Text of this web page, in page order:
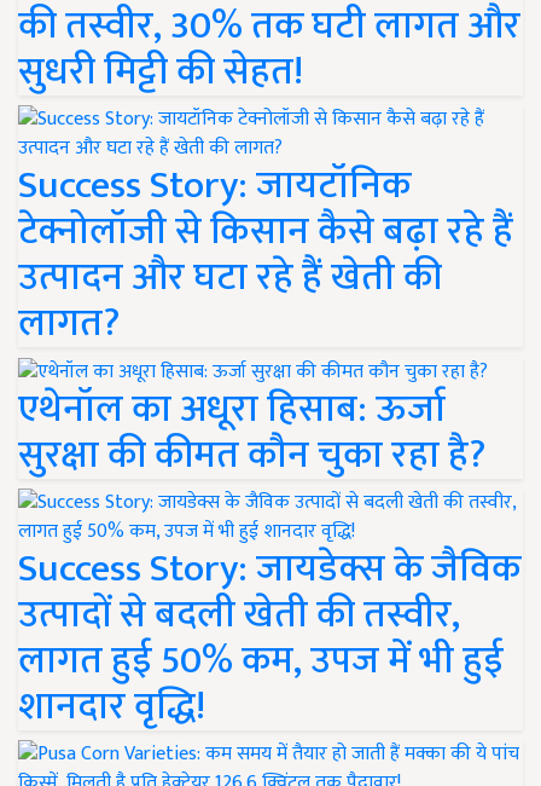
की तस्वीर, 30% तक घटी लागत और
सुधरी मिट्टी की सेहत!
Success Story: जायटॉनिक
टेक्नोलॉजी से किसान कैसे बढ़ा रहे हैं
उत्पादन और घटा रहे हैं खेती की
लागत?
एथेनॉल का अधूरा हिसाब: ऊर्जा
सुरक्षा की कीमत कौन चुका रहा है?
Success Story: जायडेक्स के जैविक
उत्पादों से बदली खेती की तस्वीर,
लागत हुई 50% कम, उपज में भी हुई
शानदार वृद्धि!